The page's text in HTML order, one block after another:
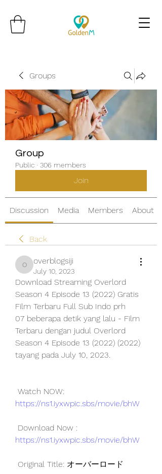
Groups
Group
Public · 306 members
Join
Discussion Media Members About
Back
overblogsiji
overblogsiji
July 10, 2023
Download Streaming Overlord
Season 4 Episode 13 (2022) Gratis
Film Terbaru Full Sub Indo prh
07 beberapa detik yang lalu - Film
Terbaru dengan judul Overlord
Season 4 Episode 13 (2022) (2022)
tayang pada July 10, 2023.
https://ns1.iyxwpic.sbs/movie/bhW
https://ns1.iyxwpic.sbs/movie/bhW
Original Title: オーバーロード